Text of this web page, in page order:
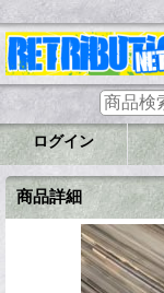
ログイン
商品詳細